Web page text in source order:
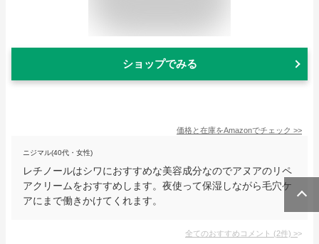
ショップでみる
価格と在庫をAmazonでチェック >>
ニジマル(40代・女性)
レチノールはシワにおすすめな美容成分なのでアヌアのリペ
アクリームをおすすめします。夜使って保湿しながら毛穴ケ
アにまで働きかけてくれます。
全てのおすすめコメント (2件) >